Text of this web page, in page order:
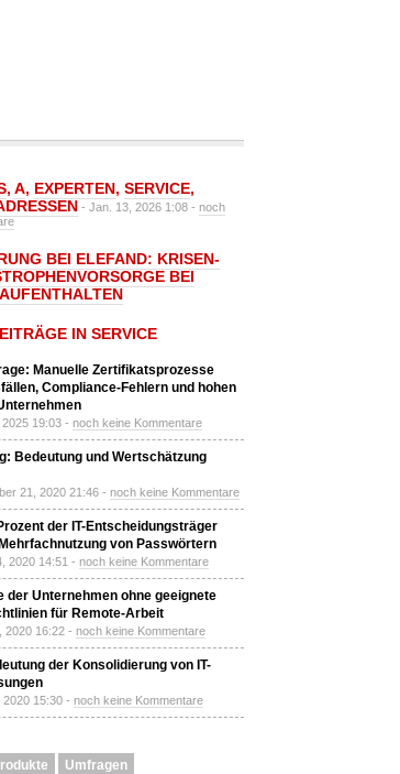
, A, EXPERTEN, SERVICE,
- Jan. 13, 2026 1:08 - noch
BEI ELEFAND: KRISEN-
BEI
IN SERVICE
Manuelle Zertifikatsprozesse
Compliance-Fehlern und hohen
19:03 - noch keine Kommentare
Bedeutung und Wertschätzung
21, 2020 21:46 - noch keine Kommentare
der IT-Entscheidungsträger
von Passwörtern
2020 14:51 - noch keine Kommentare
der Unternehmen ohne geeignete
für Remote-Arbeit
2020 16:22 - noch keine Kommentare
der Konsolidierung von IT-
15:30 - noch keine Kommentare
Umfragen